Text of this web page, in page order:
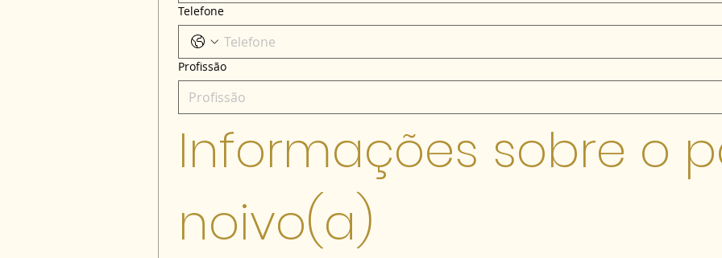
Telefone
Profissão
Informações sobre o
noivo(a)